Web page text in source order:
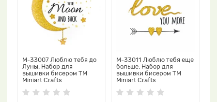
М-33007 Люблю тебя до
Луны. Набор для
вышивки бисером ТМ
Miniart Crafts
М-33011 Люблю тебя еще
больше. Набор для
вышивки бисером ТМ
Miniart Crafts